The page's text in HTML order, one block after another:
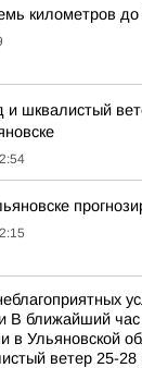
километров до
и шквалистый
В ближайший
в Ульяновской
ветер 25-28